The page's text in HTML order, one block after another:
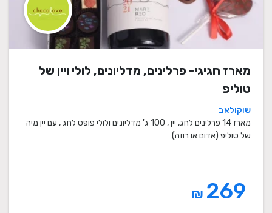
מארז חגיגי- פרלינים, מדליונים, לולי ויין של
טוליפ
שוקולאב
מארז 14 פרלינים לחג, יין , 100 ג' מדליונים ולולי פופס לחג , עם יין מיה
של טוליפ (אדום או רוזה)
₪